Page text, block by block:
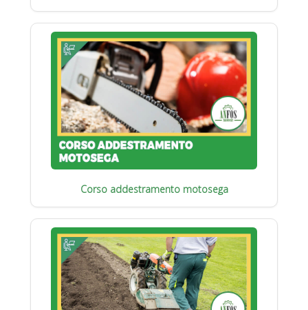
Corso addestramento motosega